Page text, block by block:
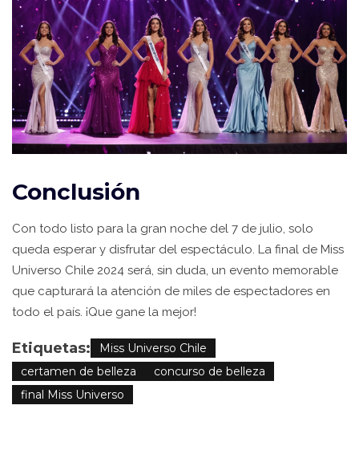
Conclusión
Con todo listo para la gran noche del 7 de julio, solo
queda esperar y disfrutar del espectáculo. La final de Miss
Universo Chile 2024 será, sin duda, un evento memorable
que capturará la atención de miles de espectadores en
todo el país. ¡Que gane la mejor!
Etiquetas:
Miss Universo Chile
certamen de belleza
concurso de belleza
final Miss Universo